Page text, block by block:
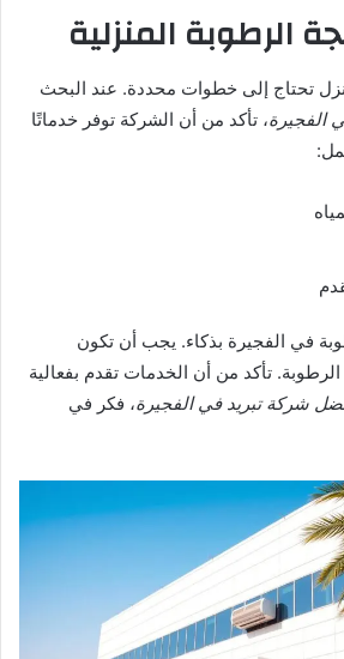
الرطوبة المنزلية
تحتاج إلى خطوات محددة. عند البحث
الفجيرة، تأكد من أن الشركة توفر خدماتًا
في الفجيرة بذكاء. يجب أن تكون
تأكد من أن الخدمات تقدم بفعالية
شركة تبريد في الفجيرة، فكر في